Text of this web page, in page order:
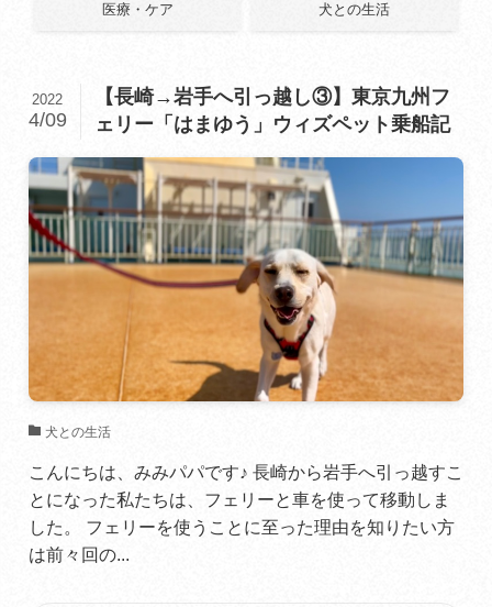
医療・ケア 犬との生活
【長崎→岩手へ引っ越し③】東京九州フ
ェリー「はまゆう」ウィズペット乗船記
2022
4/09
犬との生活
こんにちは、みみパパです♪ 長崎から岩手へ引っ越すこ
とになった私たちは、フェリーと車を使って移動しま
した。 フェリーを使うことに至った理由を知りたい方
は前々回の...